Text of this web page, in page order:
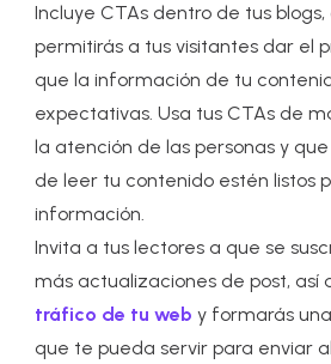
Incluye CTAs dentro de tus
permitirás a tus visitantes dar el
que la información de tu
expectativas. Usa tus CTAs de
la atención de las personas y
de leer tu contenido estén listos
información.
Invita a tus lectores a que se
más actualizaciones de post, así
tráfico de tu web y formarás
que te pueda servir para enviar